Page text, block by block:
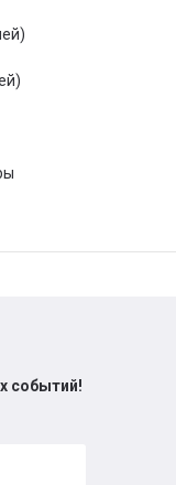
событий!